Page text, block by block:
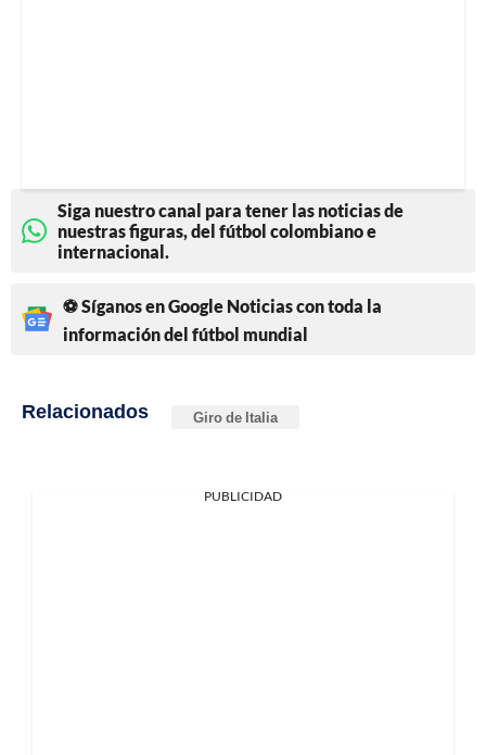
Siga nuestro canal para tener las noticias de
nuestras figuras, del fútbol colombiano e
internacional.
⚽ Síganos en Google Noticias con toda la
información del fútbol mundial
Relacionados Giro de Italia
PUBLICIDAD